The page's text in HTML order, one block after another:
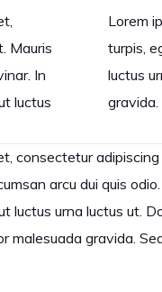
Mauris
In
luctus
Lorem
turpis,
luctus
consectetur
arcu dui quis
luctus urna luctus ut.
malesuada gravida.